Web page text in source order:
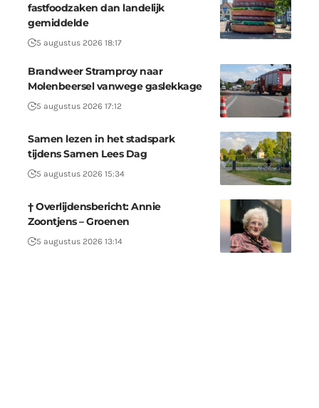
fastfoodzaken dan landelijk
gemiddelde
5 augustus 2026 18:17
Brandweer Stramproy naar
Molenbeersel vanwege gaslekkage
5 augustus 2026 17:12
Samen lezen in het stadspark
tijdens Samen Lees Dag
5 augustus 2026 15:34
† Overlijdensbericht: Annie
Zoontjens – Groenen
5 augustus 2026 13:14